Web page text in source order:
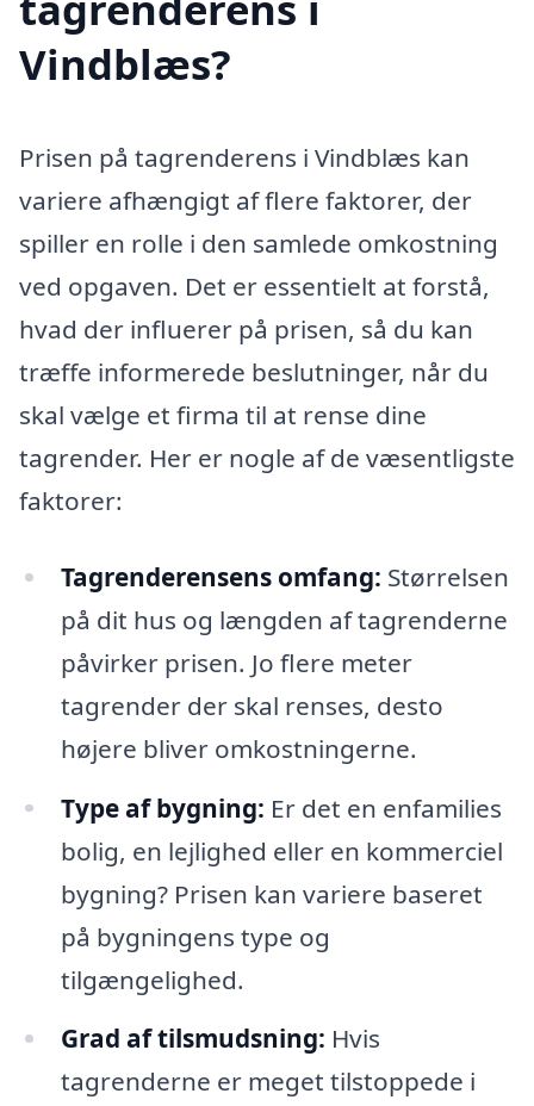
Vindblæs?
Prisen på tagrenderens i Vindblæs kan
variere afhængigt af flere faktorer, der
spiller en rolle i den samlede omkostning
ved opgaven. Det er essentielt at forstå,
hvad der influerer på prisen, så du kan
træffe informerede beslutninger, når du
skal vælge et firma til at rense dine
tagrender. Her er nogle af de væsentligste
faktorer:
Tagrenderensens omfang: Størrelsen
på dit hus og længden af tagrenderne
påvirker prisen. Jo flere meter
tagrender der skal renses, desto
højere bliver omkostningerne.
Type af bygning: Er det en enfamilies
bolig, en lejlighed eller en kommerciel
bygning? Prisen kan variere baseret
på bygningens type og
tilgængelighed.
Grad af tilsmudsning: Hvis
tagrenderne er meget tilstoppede i